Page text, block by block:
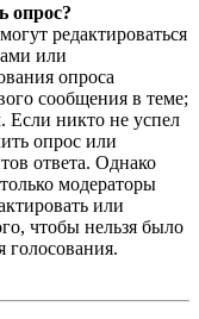
опрос?
редактироваться
или
опроса
сообщения в теме;
Если никто не успел
опрос или
ответа. Однако
модераторы
или
чтобы нельзя было
голосования.